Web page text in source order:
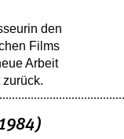
den
Films
Arbeit